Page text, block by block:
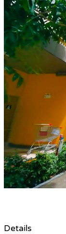
Details